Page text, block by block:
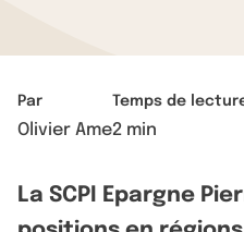
Par
Olivier Ame
Temps de
2 min
La SCPI Epargne